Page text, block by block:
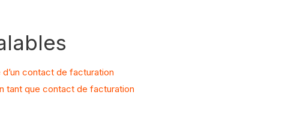
contact de facturation
tant que contact de facturation